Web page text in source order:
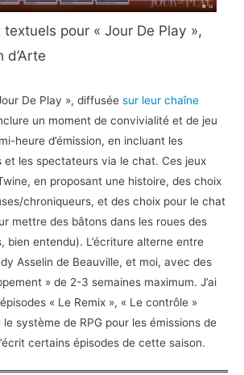
pour « Jour De Play »,
d’Arte
De Play », diffusée sur leur chaîne
un moment de convivialité et de jeu
heure d’émission, en incluant les
et les spectateurs via le chat. Ces jeux
en proposant une histoire, des choix
chroniqueurs, et des choix pour le chat
mettre des bâtons dans les roues des
bien entendu). L’écriture alterne entre
Asselin de Beauville, et moi, avec des
» de 2-3 semaines maximum. J’ai
« Le Remix », « Le contrôle »
système de RPG pour les émissions de
certains épisodes de cette saison.